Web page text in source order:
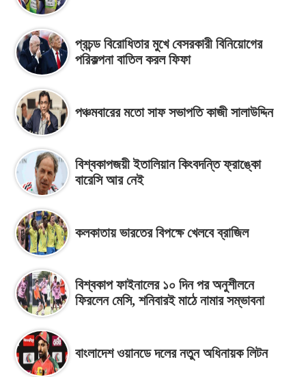
প্রচন্ড বিরোধিতার মুখে বেসরকারী বিনিয়োগের
পরিকল্পনা বাতিল করল ফিফা
পঞ্চমবারের মতো সাফ সভাপতি কাজী সালাউদ্দিন
বিশ্বকাপজয়ী ইতালিয়ান কিংবদন্তি ফ্রাঙ্কো
বারেসি আর নেই
কলকাতায় ভারতের বিপক্ষে খেলবে ব্রাজিল
বিশ্বকাপ ফাইনালের ১০ দিন পর অনুশীলনে
ফিরলেন মেসি, শনিবারই মাঠে নামার সম্ভাবনা
বাংলাদেশ ওয়ানডে দলের নতুন অধিনায়ক লিটন